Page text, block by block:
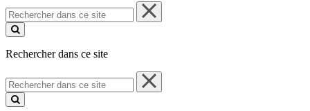
Rechercher
dans
ce
Rechercher dans ce site
Rechercher
dans
ce